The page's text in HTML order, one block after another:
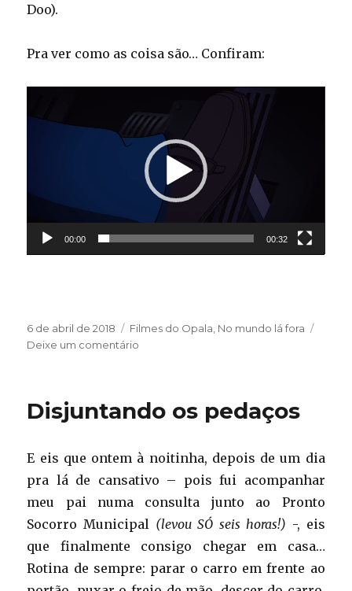
Doo).
Pra ver como as coisa são… Confiram:
de
00:00 00:32
Publicado
em
6 de abril de 2018 Categorias
Filmes do Opala, No mundo lá fora
Deixe um comentário
Disjuntando os pedaços
E eis que ontem à noitinha, depois de um dia
pra lá de cansativo – pois fui acompanhar
meu pai numa consulta junto ao Pronto
Socorro Municipal (levou SÓ seis horas!) -, eis
que finalmente consigo chegar em casa…
Rotina de sempre: parar o carro em frente ao